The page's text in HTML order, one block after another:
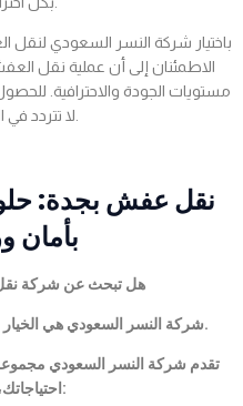
باختيار شركة النسر السعودي
الاطمئنان إلى أن عملية نقل
مستويات الجودة والاحترافية.
نقل عفش بجدة:
بأمان
هل تبحث عن شركة
شركة النسر السعودي هي الخيار الأمثل لنقل عفشك بأمان وراحة بال.
تقدم شركة النسر السعودي
احتياجاتك، بما في ذلك: